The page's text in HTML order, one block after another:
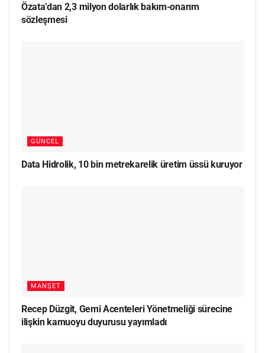
Özata’dan 2,3 milyon dolarlık bakım-onarım
sözleşmesi
GÜNCEL
Data Hidrolik, 10 bin metrekarelik üretim üssü kuruyor
MANŞET
Recep Düzgit, Gemi Acenteleri Yönetmeliği sürecine
ilişkin kamuoyu duyurusu yayımladı